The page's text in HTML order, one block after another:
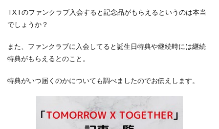
TXTのファンクラブ入会すると記念品がもらえるというのは本当
でしょうか？
また、ファンクラブに入会してると誕生日特典や継続時には継続
特典がもらえるとのこと。
特典がいつ届くのかについても調べましたのでお伝えします。